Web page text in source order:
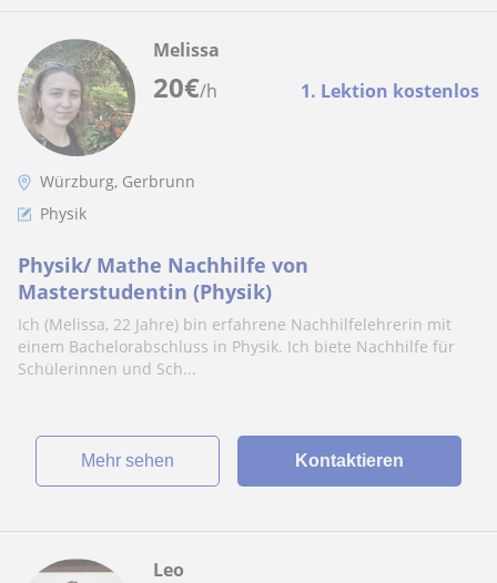
20€/h 1. Lektion kostenlos
Melissa
Würzburg, Gerbrunn
Physik
Physik/ Mathe Nachhilfe von
Masterstudentin (Physik)
Ich (Melissa, 22 Jahre) bin erfahrene Nachhilfelehrerin mit
einem Bachelorabschluss in Physik. Ich biete Nachhilfe für
Schülerinnen und Sch...
Mehr sehen Kontaktieren
Leo